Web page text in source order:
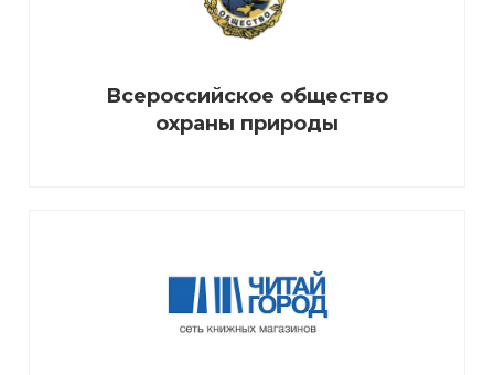
Всероссийское общество
охраны природы